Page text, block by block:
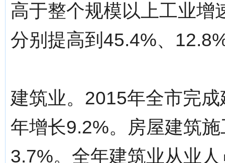
高于整个规模以上工业增
分别提高到45.4%、
建筑业。2015年全市完
年增长9.2%。房屋建筑
3.7%。全年建筑业从业